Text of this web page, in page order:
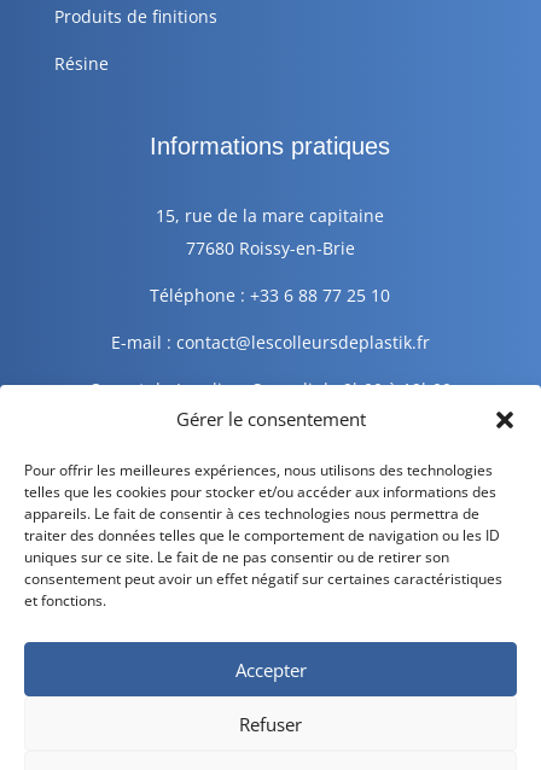
Gérer le consentement
Pour offrir les meilleures expériences, nous utilisons des technologies
telles que les cookies pour stocker et/ou accéder aux informations des
appareils. Le fait de consentir à ces technologies nous permettra de
traiter des données telles que le comportement de navigation ou les ID
uniques sur ce site. Le fait de ne pas consentir ou de retirer son
consentement peut avoir un effet négatif sur certaines caractéristiques
et fonctions.
Accepter
Refuser
Produits de finitions
Résine
Informations pratiques
15, rue de la mare capitaine
77680 Roissy-en-Brie
Téléphone : +33 6 88 77 25 10
E-mail : contact@lescolleursdeplastik.fr
Ouvert du Lundi au Samedi de 9h00 à 19h00
Informations légales
Mentions légales
Politique de confidentialité